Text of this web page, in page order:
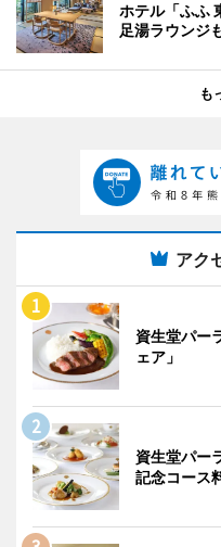
ホテル「ふふ
足湯ラウンジ
も
アク
資生堂パー
ェア」
資生堂パー
記念コース